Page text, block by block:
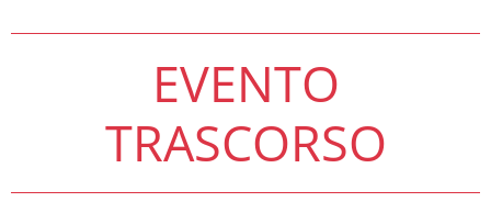
EVENTO
TRASCORSO